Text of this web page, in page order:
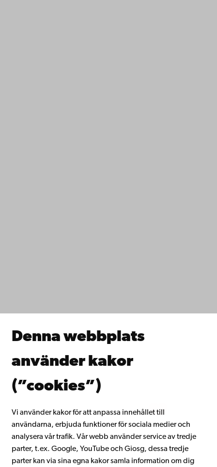
Denna webbplats
använder kakor
(”cookies”)
Vi använder kakor för att anpassa innehållet till
användarna, erbjuda funktioner för sociala medier och
analysera vår trafik. Vår webb använder service av tredje
parter, t.ex. Google, YouTube och Giosg, dessa tredje
parter kan via sina egna kakor samla information om dig
Samarbeta med oss
Kontinuerligt lärande
Gå med i Åbo Akademis alumnnätverk
Intranätet
Facebook InstagramYouTube LinkedIn Blog Snapchat